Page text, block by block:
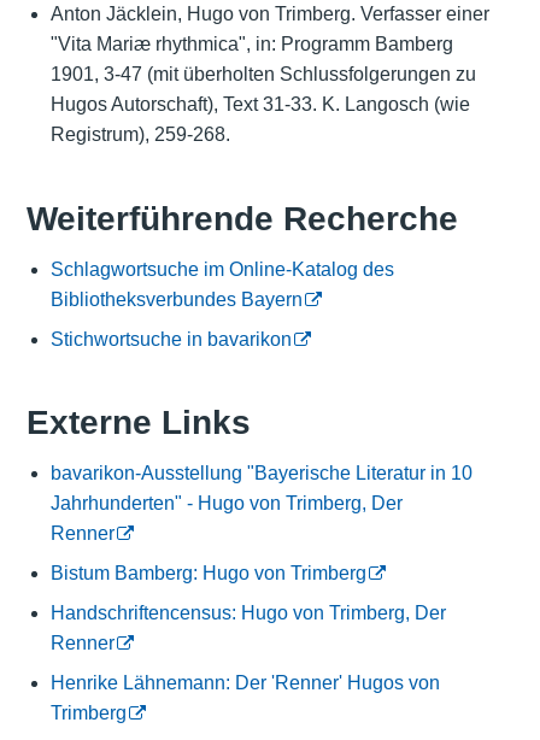
Anton Jäcklein, Hugo von Trimberg. Verfasser einer
"Vita Mariæ rhythmica", in: Programm Bamberg
1901, 3-47 (mit überholten Schlussfolgerungen zu
Hugos Autorschaft), Text 31-33. K. Langosch (wie
Registrum), 259-268.
Weiterführende Recherche
Schlagwortsuche im Online-Katalog des
Bibliotheksverbundes Bayern
Stichwortsuche in bavarikon
Externe Links
bavarikon-Ausstellung "Bayerische Literatur in 10
Jahrhunderten" - Hugo von Trimberg, Der
Renner
Bistum Bamberg: Hugo von Trimberg
Handschriftencensus: Hugo von Trimberg, Der
Renner
Henrike Lähnemann: Der 'Renner' Hugos von
Trimberg